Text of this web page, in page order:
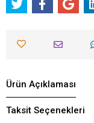
Ürün Açıklaması
Taksit Seçenekleri